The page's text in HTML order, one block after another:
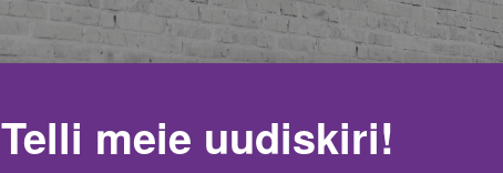
Telli meie uudiskiri!